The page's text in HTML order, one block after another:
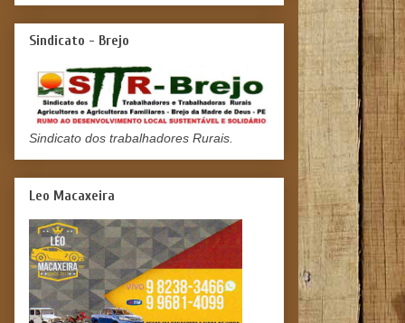
Sindicato - Brejo
Sindicato dos trabalhadores Rurais.
Leo Macaxeira